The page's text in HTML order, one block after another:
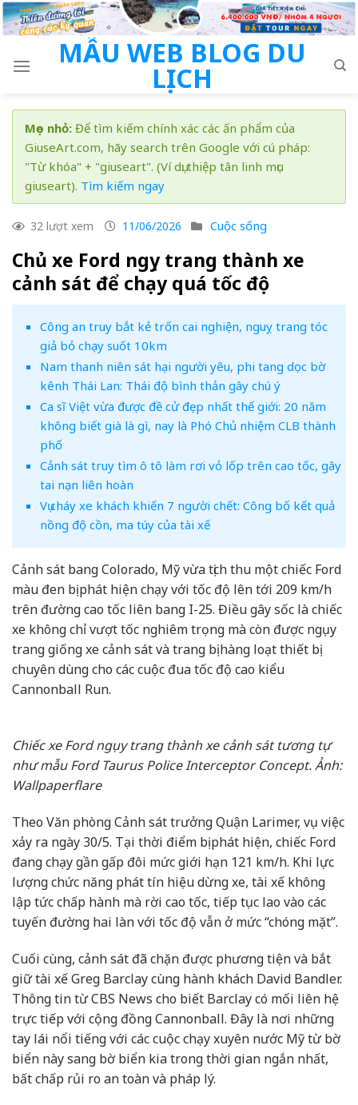
Skip
to
MẪU WEB BLOG DU
LỊCH
Mẹo nhỏ: Để tìm kiếm chính xác các ấn phẩm của
GiuseArt.com, hãy search trên Google với cú pháp:
"Từ khóa" + "giuseart". (Ví dụ: thiệp tân linh mục
giuseart). Tìm kiếm ngay
32 lượt xem 11/06/2026 Cuộc sống
Chủ xe Ford ngụy trang thành xe
cảnh sát để chạy quá tốc độ
Công an truy bắt kẻ trốn cai nghiện, nguỵ trang tóc
giả bỏ chạy suốt 10km
Nam thanh niên sát hại người yêu, phi tang dọc bờ
kênh Thái Lan: Thái độ bình thản gây chú ý
Ca sĩ Việt vừa được đề cử đẹp nhất thế giới: 20 năm
không biết già là gì, nay là Phó Chủ nhiệm CLB thành
phố
Cảnh sát truy tìm ô tô làm rơi vỏ lốp trên cao tốc, gây
tai nạn liên hoàn
Vụ cháy xe khách khiến 7 người chết: Công bố kết quả
nồng độ cồn, ma túy của tài xế
Cảnh sát bang Colorado, Mỹ vừa tịch thu một chiếc Ford
màu đen bị phát hiện chạy với tốc độ lên tới 209 km/h
trên đường cao tốc liên bang I-25. Điều gây sốc là chiếc
xe không chỉ vượt tốc nghiêm trọng mà còn được ngụy
trang giống xe cảnh sát và trang bị hàng loạt thiết bị
chuyên dùng cho các cuộc đua tốc độ cao kiểu
Cannonball Run.
Chiếc xe Ford ngụy trang thành xe cảnh sát tương tự
như mẫu Ford Taurus Police Interceptor Concept. Ảnh:
Wallpaperflare
Theo Văn phòng Cảnh sát trưởng Quận Larimer, vụ việc
xảy ra ngày 30/5. Tại thời điểm bị phát hiện, chiếc Ford
đang chạy gần gấp đôi mức giới hạn 121 km/h. Khi lực
lượng chức năng phát tín hiệu dừng xe, tài xế không
lập tức chấp hành mà rời cao tốc, tiếp tục lao vào các
tuyến đường hai làn với tốc độ vẫn ở mức “chóng mặt”.
Cuối cùng, cảnh sát đã chặn được phương tiện và bắt
giữ tài xế Greg Barclay cùng hành khách David Bandler.
Thông tin từ CBS News cho biết Barclay có mối liên hệ
trực tiếp với cộng đồng Cannonball. Đây là nơi những
tay lái nổi tiếng với các cuộc chạy xuyên nước Mỹ từ bờ
biển này sang bờ biển kia trong thời gian ngắn nhất,
bất chấp rủi ro an toàn và pháp lý.